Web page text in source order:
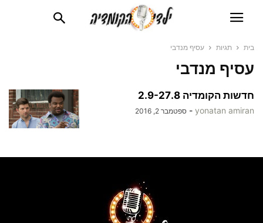
בית תגיות עסיף מנדבי
עסיף מנדבי
חדשות הקומדיה 2.9-27.8
yonatan amiran
- ספטמבר 2, 2016